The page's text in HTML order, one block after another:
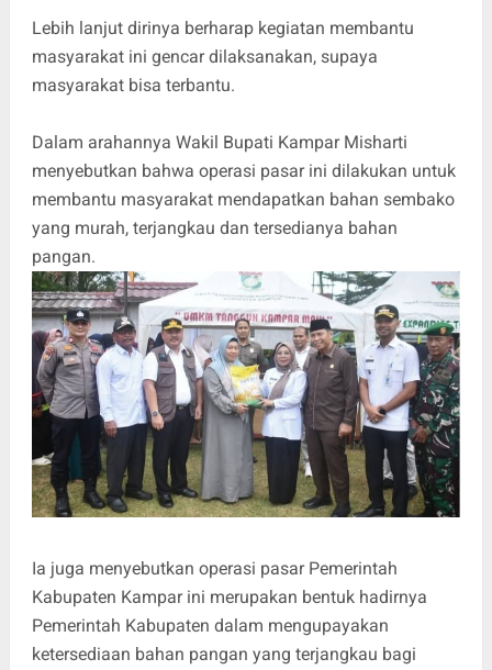
Lebih lanjut dirinya berharap kegiatan membantu
masyarakat ini gencar dilaksanakan, supaya
masyarakat bisa terbantu.
Dalam arahannya Wakil Bupati Kampar Misharti
menyebutkan bahwa operasi pasar ini dilakukan untuk
membantu masyarakat mendapatkan bahan sembako
yang murah, terjangkau dan tersedianya bahan
pangan.
Ia juga menyebutkan operasi pasar Pemerintah
Kabupaten Kampar ini merupakan bentuk hadirnya
Pemerintah Kabupaten dalam mengupayakan
ketersediaan bahan pangan yang terjangkau bagi